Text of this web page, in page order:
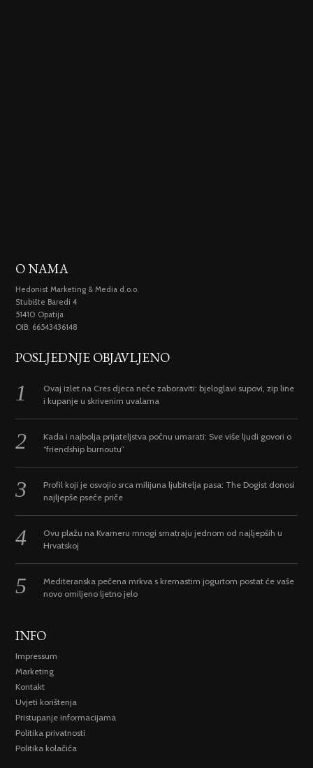
O NAMA
Hedonist Marketing & Media d.o.o.
Stubište Baredi 4
51410 Opatija
OIB: 66543436148
POSLJEDNJE OBJAVLJENO
Ovaj izlet na Cres djeca neće zaboraviti: bjeloglavi supovi, zip line
i kupanje u skrivenim uvalama
Kada i najbolja prijateljstva počnu umarati: Sve više ljudi govori o
“friendship burnoutu”
Profil koji je osvojio srca milijuna ljubitelja pasa: The Dogist donosi
najljepše pseće priče
Ovu plažu na Kvarneru mnogi smatraju jednom od najljepših u
Hrvatskoj
Mediteranska pečena mrkva s kremastim jogurtom postat će vaše
novo omiljeno ljetno jelo
INFO
Impressum
Marketing
Kontakt
Uvjeti korištenja
Pristupanje informacijama
Politika privatnosti
Politika kolačića